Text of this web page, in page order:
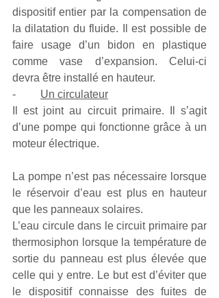
dispositif entier par la compensation de
la dilatation du fluide. Il est possible de
faire usage d’un bidon en plastique
comme vase d’expansion. Celui-ci
devra être installé en hauteur.
- Un circulateur
Il est joint au circuit primaire. Il s’agit
d’une pompe qui fonctionne grâce à un
moteur électrique.
La pompe n’est pas nécessaire lorsque
le réservoir d’eau est plus en hauteur
que les panneaux solaires.
L’eau circule dans le circuit primaire par
thermosiphon lorsque la température de
sortie du panneau est plus élevée que
celle qui y entre. Le but est d’éviter que
le dispositif connaisse des fuites de